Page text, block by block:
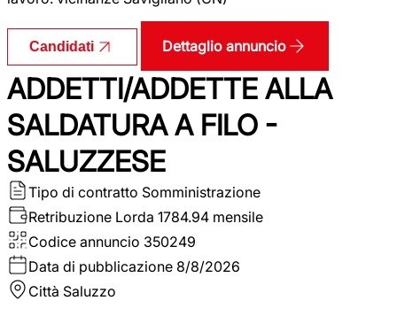
Candidati Dettaglio annuncio
ADDETTI/ADDETTE ALLA
SALDATURA A FILO -
SALUZZESE
Tipo di contratto Somministrazione
Retribuzione Lorda 1784.94 mensile
Codice annuncio 350249
Data di pubblicazione 8/8/2026
Città Saluzzo